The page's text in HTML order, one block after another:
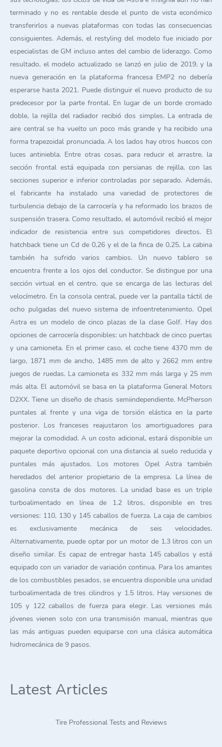
terminado y no es rentable desde el punto de vista económico
transferirlos a nuevas plataformas con todas las consecuencias
consiguientes. Además, el restyling del modelo fue iniciado por
especialistas de GM incluso antes del cambio de liderazgo. Como
resultado, el modelo actualizado se lanzó en julio de 2019, y la
nueva generación en la plataforma francesa EMP2 no debería
esperarse hasta 2021. Puede distinguir el nuevo producto de su
predecesor por la parte frontal. En lugar de un borde cromado
doble, la rejilla del radiador recibió dos simples. La entrada de
aire central se ha vuelto un poco más grande y ha recibido una
forma trapezoidal pronunciada. A los lados hay otros huecos con
luces antiniebla. Entre otras cosas, para reducir el arrastre, la
sección frontal está equipada con persianas de rejilla, con las
secciones superior e inferior controladas por separado. Además,
el fabricante ha instalado una variedad de protectores de
turbulencia debajo de la carrocería y ha reformado los brazos de
suspensión trasera. Como resultado, el automóvil recibió el mejor
indicador de resistencia entre sus competidores directos. El
hatchback tiene un Cd de 0,26 y el de la finca de 0,25. La cabina
también ha sufrido varios cambios. Un nuevo tablero se
encuentra frente a los ojos del conductor. Se distingue por una
sección virtual en el centro, que se encarga de las lecturas del
velocímetro. En la consola central, puede ver la pantalla táctil de
ocho pulgadas del nuevo sistema de infoentretenimiento. Opel
Astra es un modelo de cinco plazas de la clase Golf. Hay dos
opciones de carrocería disponibles: un hatchback de cinco puertas
y una camioneta. En el primer caso, el coche tiene 4370 mm de
largo, 1871 mm de ancho, 1485 mm de alto y 2662 mm entre
juegos de ruedas. La camioneta es 332 mm más larga y 25 mm
más alta. El automóvil se basa en la plataforma General Motors
D2XX. Tiene un diseño de chasis semiindependiente. McPherson
puntales al frente y una viga de torsión elástica en la parte
posterior. Los franceses reajustaron los amortiguadores para
mejorar la comodidad. A un costo adicional, estará disponible un
paquete deportivo opcional con una distancia al suelo reducida y
puntales más ajustados. Los motores Opel Astra también
heredados del anterior propietario de la empresa. La línea de
gasolina consta de dos motores. La unidad base es un triple
turboalimentado en línea de 1.2 litros, disponible en tres
versiones: 110, 130 y 145 caballos de fuerza. La caja de cambios
es exclusivamente mecánica de seis velocidades.
Alternativamente, puede optar por un motor de 1.3 litros con un
diseño similar. Es capaz de entregar hasta 145 caballos y está
equipado con un variador de variación continua. Para los amantes
de los combustibles pesados, se encuentra disponible una unidad
turboalimentada de tres cilindros y 1.5 litros. Hay versiones de
105 y 122 caballos de fuerza para elegir. Las versiones más
jóvenes vienen solo con una transmisión manual, mientras que
las más antiguas pueden equiparse con una clásica automática
hidromecánica de 9 pasos.
Latest Articles
Tire Professional Tests and Reviews